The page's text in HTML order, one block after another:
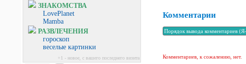
ЗНАКОМСТВА
LovePlanet
Mamba
РАЗВЛЕЧЕНИЯ
гороскоп
веселые картинки
+1 - новое, с вашего последнего визита
Комментарии
Комментариев, к сожалению, нет.